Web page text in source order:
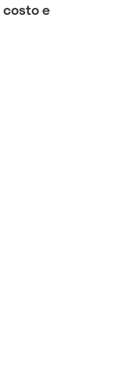
costo e